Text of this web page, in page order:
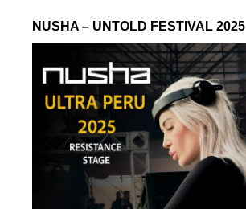
NUSHA – UNTOLD FESTIVAL 2025